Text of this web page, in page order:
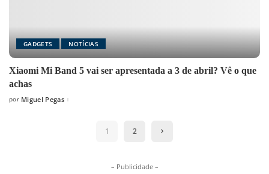
GADGETS NOTÍCIAS
Xiaomi Mi Band 5 vai ser apresentada a 3 de abril? Vê o que
achas
Posted
por Miguel Pegas
1 2
– Publicidade –